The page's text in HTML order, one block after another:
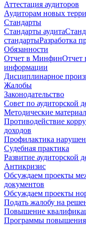
Аттестация аудиторов
Аудиторам новых
Стандарты
Стандарты аудита
стандартыРазработка
Обязанности
Отчет в МинфинОтчет
информации
Дисциплинарное
Жалобы
Законодательство
Совет по аудиторской
Методические
Противодействие
доходов
Профилактика
Судебная практика
Развитие аудиторской
Антикризис
Обсуждаем проекты
документов
Обсуждаем проекты
Подать жалобу на
Повышение
Программы